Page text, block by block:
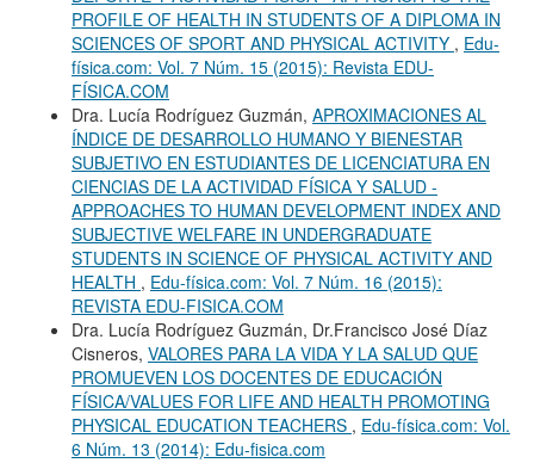
PROFILE OF HEALTH IN STUDENTS OF A DIPLOMA IN
SCIENCES OF SPORT AND PHYSICAL ACTIVITY , Edu-
física.com: Vol. 7 Núm. 15 (2015): Revista EDU-
FÍSICA.COM
Dra. Lucía Rodríguez Guzmán, APROXIMACIONES AL
ÍNDICE DE DESARROLLO HUMANO Y BIENESTAR
SUBJETIVO EN ESTUDIANTES DE LICENCIATURA EN
CIENCIAS DE LA ACTIVIDAD FÍSICA Y SALUD -
APPROACHES TO HUMAN DEVELOPMENT INDEX AND
SUBJECTIVE WELFARE IN UNDERGRADUATE
STUDENTS IN SCIENCE OF PHYSICAL ACTIVITY AND
HEALTH , Edu-física.com: Vol. 7 Núm. 16 (2015):
REVISTA EDU-FISICA.COM
Dra. Lucía Rodríguez Guzmán, Dr.Francisco José Díaz
Cisneros, VALORES PARA LA VIDA Y LA SALUD QUE
PROMUEVEN LOS DOCENTES DE EDUCACIÓN
FÍSICA/VALUES FOR LIFE AND HEALTH PROMOTING
PHYSICAL EDUCATION TEACHERS , Edu-física.com: Vol.
6 Núm. 13 (2014): Edu-fisica.com